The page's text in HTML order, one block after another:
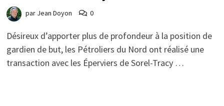
par Jean Doyon 0
Désireux d’apporter plus de profondeur à la position de
gardien de but, les Pétroliers du Nord ont réalisé une
transaction avec les Éperviers de Sorel-Tracy …